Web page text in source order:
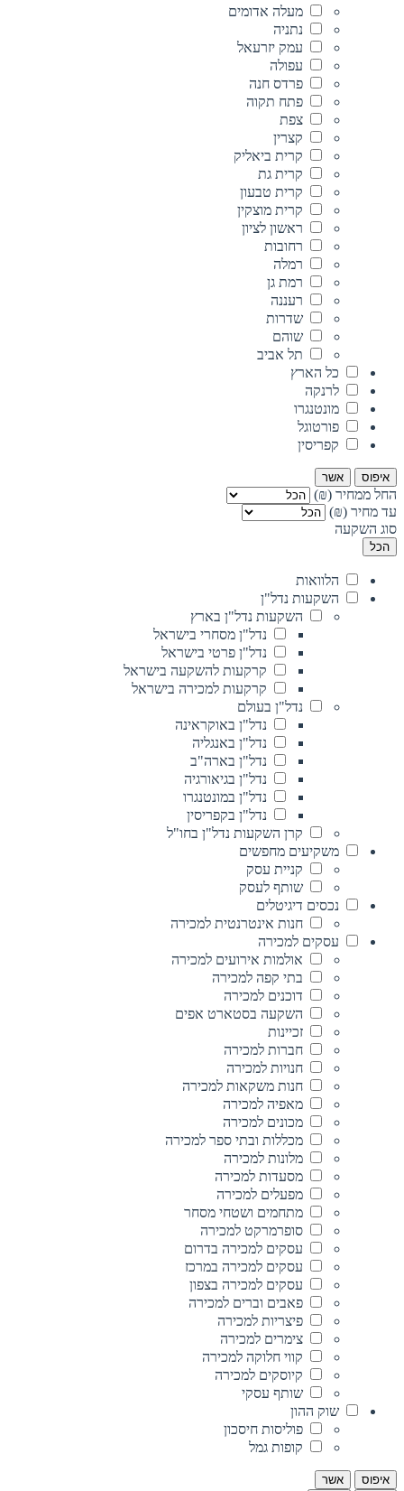
מעלה אדומים
נתניה
עמק יזרעאל
עפולה
פרדס חנה
פתח תקוה
צפת
קצרין
קרית ביאליק
קרית גת
קרית טבעון
קרית מוצקין
ראשון לציון
רחובות
רמלה
רמת גן
רעננה
שדרות
שוהם
תל אביב
כל הארץ
לרנקה
מונטנגרו
פורטוגל
קפריסין
איפוס אשר
החל ממחיר (₪)
עד מחיר (₪)
סוג השקעה
הכל
הלוואות
השקעות נדל"ן
השקעות נדל"ן בארץ
נדל"ן מסחרי בישראל
נדל"ן פרטי בישראל
קרקעות להשקעה בישראל
קרקעות למכירה בישראל
נדל"ן בעולם
נדל"ן באוקראינה
נדל"ן באנגליה
נדל"ן בארה"ב
נדל"ן בגיאורגיה
נדל"ן במונטנגרו
נדל"ן בקפריסין
קרן השקעות נדל"ן בחו"ל
משקיעים מחפשים
קניית עסק
שותף לעסק
נכסים דיגיטלים
חנות אינטרנטית למכירה
עסקים למכירה
אולמות אירועים למכירה
בתי קפה למכירה
דוכנים למכירה
השקעה בסטארט אפים
זכיינות
חברות למכירה
חנויות למכירה
חנות משקאות למכירה
מאפיה למכירה
מכונים למכירה
מכללות ובתי ספר למכירה
מלונות למכירה
מסעדות למכירה
מפעלים למכירה
מתחמים ושטחי מסחר
סופרמרקט למכירה
עסקים למכירה בדרום
עסקים למכירה במרכז
עסקים למכירה בצפון
פאבים וברים למכירה
פיצריות למכירה
צימרים למכירה
קווי חלוקה למכירה
קיוסקים למכירה
שותף עסקי
שוק ההון
פוליסות חיסכון
קופות גמל
איפוס
אשר